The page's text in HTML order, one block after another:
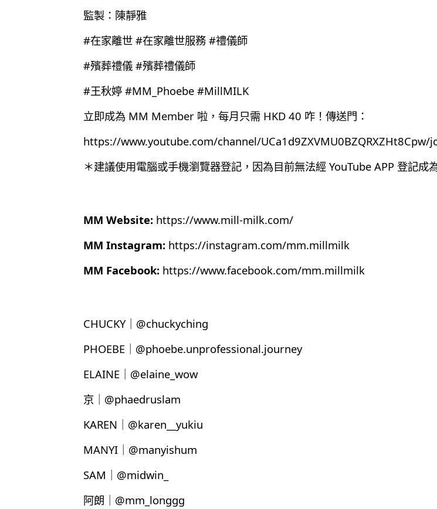
監製：陳靜雅
#在家離世 #在家離世服務 #禮儀師
#殯葬禮儀 #殯葬禮儀師
#王秋婷 #MM_Phoebe #MillMILK
立即成為 MM Member 啦，每月只需 HKD 40 咋！傳送門：
https://www.youtube.com/channel/UCa1d9ZXVMU0BZQRXZHt8Cpw/
＊建議使用電腦或手機瀏覽器登記，因為目前無法經 YouTube APP 登記成
MM Website: https://www.mill-milk.com/
MM Instagram: https://instagram.com/mm.millmilk
MM Facebook: https://www.facebook.com/mm.millmilk
CHUCKY｜@chuckyching
PHOEBE｜@phoebe.unprofessional.journey
ELAINE｜@elaine_wow
京｜@phaedruslam
KAREN｜@karen__yukiu
MANYI｜@manyishum
SAM｜@midwin_
阿朗｜@mm_longgg